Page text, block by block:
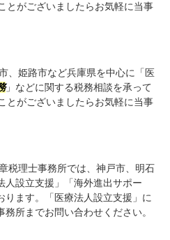
とがございましたらお気軽に当事
、姫路市など兵庫県を中心に「医
」などに関する税務相談を承って
とがございましたらお気軽に当事
税理士事務所では、神戸市、明石
人設立支援」「海外進出サポー
ます。「医療法人設立支援」に
所までお問い合わせください。